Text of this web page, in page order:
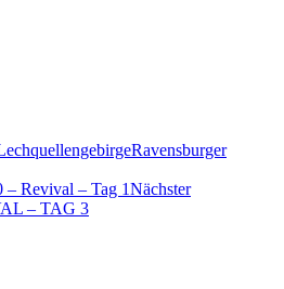
Ravensburger
– Revival – Tag 1Nächster
– TAG 3